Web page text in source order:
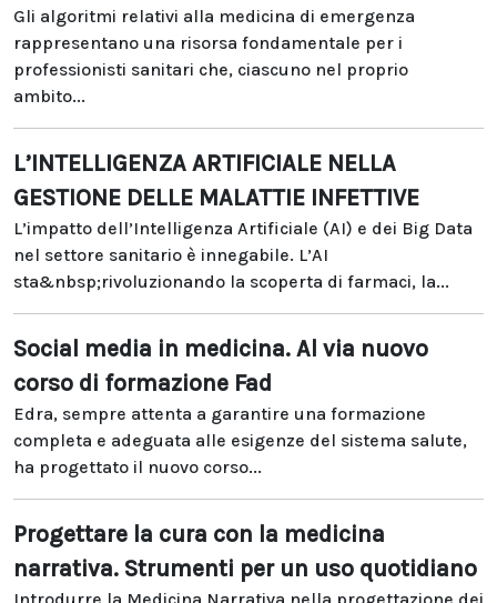
Gli algoritmi relativi alla medicina di emergenza
rappresentano una risorsa fondamentale per i
professionisti sanitari che, ciascuno nel proprio
ambito...
L’INTELLIGENZA ARTIFICIALE NELLA
GESTIONE DELLE MALATTIE INFETTIVE
L’impatto dell’Intelligenza Artificiale (AI) e dei Big Data
nel settore sanitario è innegabile. L’AI
sta&nbsp;rivoluzionando la scoperta di farmaci, la...
Social media in medicina. Al via nuovo
corso di formazione Fad
Edra, sempre attenta a garantire una formazione
completa e adeguata alle esigenze del sistema salute,
ha progettato il nuovo corso...
Progettare la cura con la medicina
narrativa. Strumenti per un uso quotidiano